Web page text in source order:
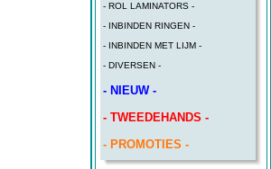
- ROL LAMINATORS -
- INBINDEN RINGEN -
- INBINDEN MET LIJM -
- DIVERSEN -
- NIEUW -
- TWEEDEHANDS -
- PROMOTIES -